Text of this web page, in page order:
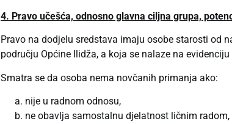
4. Pravo učešća, odnosno glavna ciljna grupa,
Pravo na dodjelu sredstava imaju osobe starosti od
području Općine Ilidža, a koja se nalaze na
Smatra se da osoba nema novčanih primanja ako:
nije u radnom odnosu,
ne obavlja samostalnu djelatnost ličnim radom,